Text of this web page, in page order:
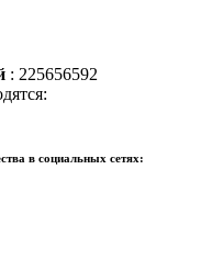
: 225656592
в социальных сетях: